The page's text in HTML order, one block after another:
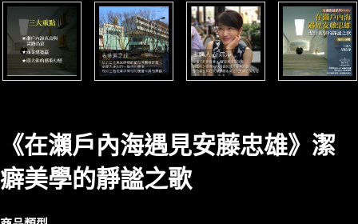
《在瀨戶內海遇見安藤忠雄》潔
癖美學的靜謐之歌